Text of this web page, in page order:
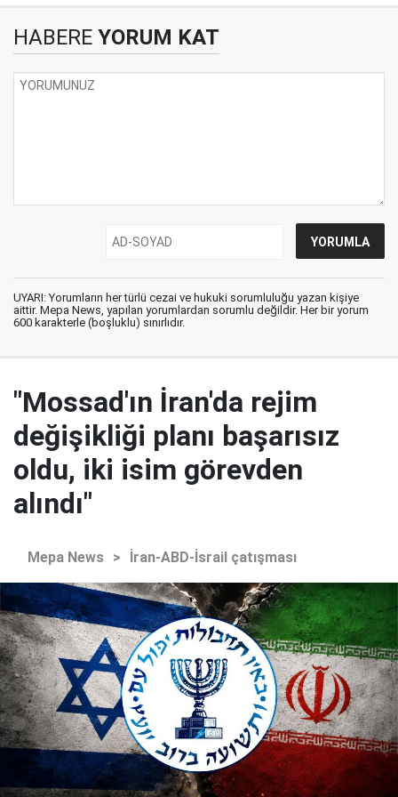
HABERE YORUM KAT
UYARI: Yorumların her türlü cezai ve hukuki sorumluluğu yazan kişiye
aittir. Mepa News, yapılan yorumlardan sorumlu değildir. Her bir yorum
600 karakterle (boşluklu) sınırlıdır.
"Mossad'ın İran'da rejim
değişikliği planı başarısız
oldu, iki isim görevden
alındı"
Mepa News > İran-ABD-İsrail çatışması